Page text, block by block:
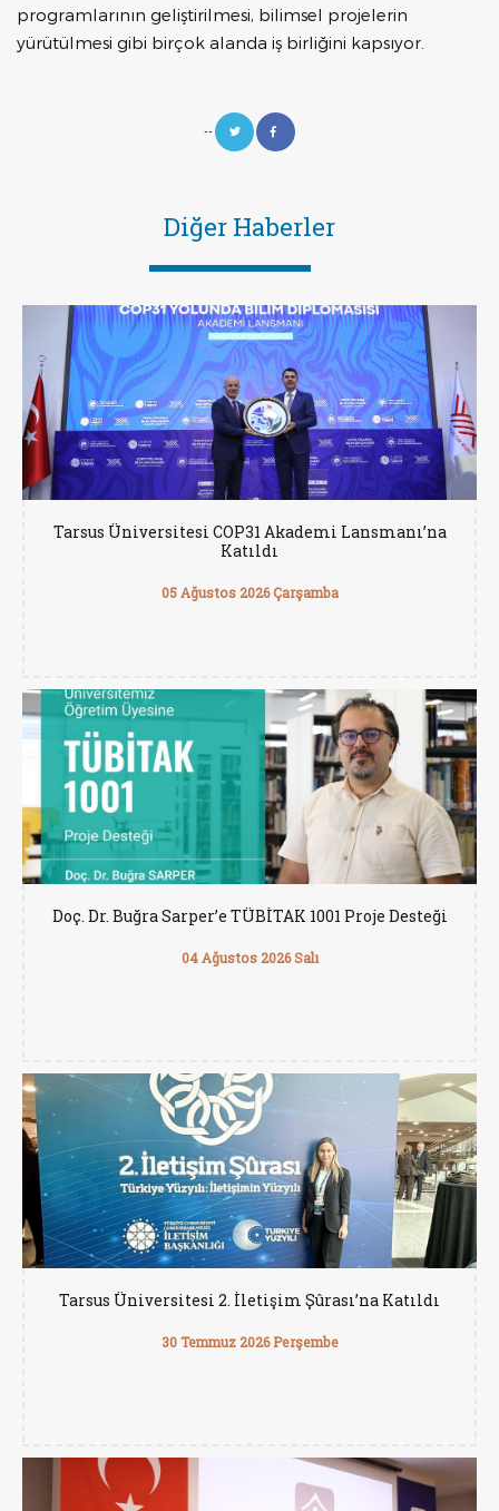
programlarının geliştirilmesi, bilimsel projelerin
yürütülmesi gibi birçok alanda iş birliğini kapsıyor.
--
Diğer Haberler
Tarsus Üniversitesi COP31 Akademi Lansmanı’na
Katıldı
05 Ağustos 2026 Çarşamba
Doç. Dr. Buğra Sarper’e TÜBİTAK 1001 Proje Desteği
04 Ağustos 2026 Salı
Tarsus Üniversitesi 2. İletişim Şûrası’na Katıldı
30 Temmuz 2026 Perşembe